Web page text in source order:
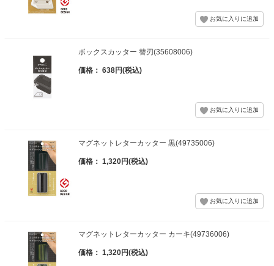
ボックスカッター 替刃(35608006)
価格： 638円(税込)
マグネットレターカッター 黒(49735006)
価格： 1,320円(税込)
マグネットレターカッター カーキ(49736006)
価格： 1,320円(税込)